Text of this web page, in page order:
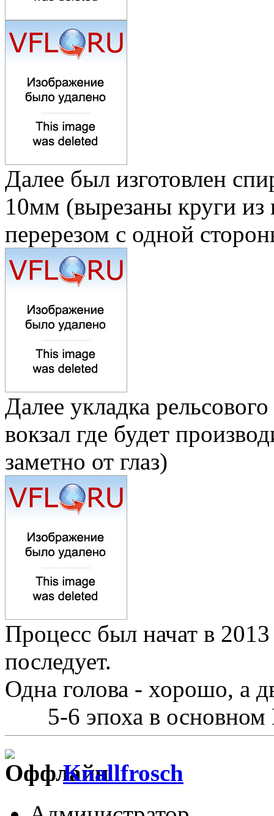
Далее был изготовлен
10мм (вырезаны круги из
перерезом с одной
Далее укладка
вокзал где будет
заметно от глаз)
Процесс был начат в
последует.
Одна голова - хорошо, а
5-6 эпоха в основном
Knallfrosch